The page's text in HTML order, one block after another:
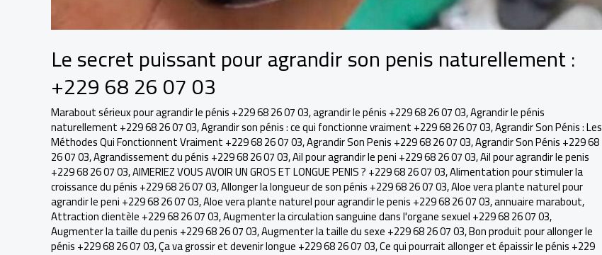
Le secret puissant pour agrandir son penis naturellement :
+229 68 26 07 03
Marabout sérieux pour agrandir le pénis +229 68 26 07 03,agrandir le pénis +229 68 26 07 03,Agrandir le pénis
naturellement +229 68 26 07 03,Agrandir son pénis : ce qui fonctionne vraiment +229 68 26 07 03,Agrandir Son Pénis : Les
Méthodes Qui Fonctionnent Vraiment +229 68 26 07 03,Agrandir Son Penis +229 68 26 07 03,Agrandir Son Pénis +229 68
26 07 03,Agrandissement du pénis +229 68 26 07 03,Ail pour agrandir le peni +229 68 26 07 03,Ail pour agrandir le penis
+229 68 26 07 03,AIMERIEZ VOUS AVOIR UN GROS ET LONGUE PENIS ? +229 68 26 07 03,Alimentation pour stimuler la
croissance du pénis +229 68 26 07 03,Allonger la longueur de son pénis +229 68 26 07 03,Aloe vera plante naturel pour
agrandir le peni +229 68 26 07 03,Aloe vera plante naturel pour agrandir le penis +229 68 26 07 03,annuaire marabout,
Attraction clientèle +229 68 26 07 03,Augmenter la circulation sanguine dans l'organe sexuel +229 68 26 07 03,
Augmenter la taille du penis +229 68 26 07 03,Augmenter la taille du sexe +229 68 26 07 03,Bon produit pour allonger le
pénis +229 68 26 07 03,Ça va grossir et devenir longue +229 68 26 07 03,Ce qui pourrait allonger et épaissir le pénis +229